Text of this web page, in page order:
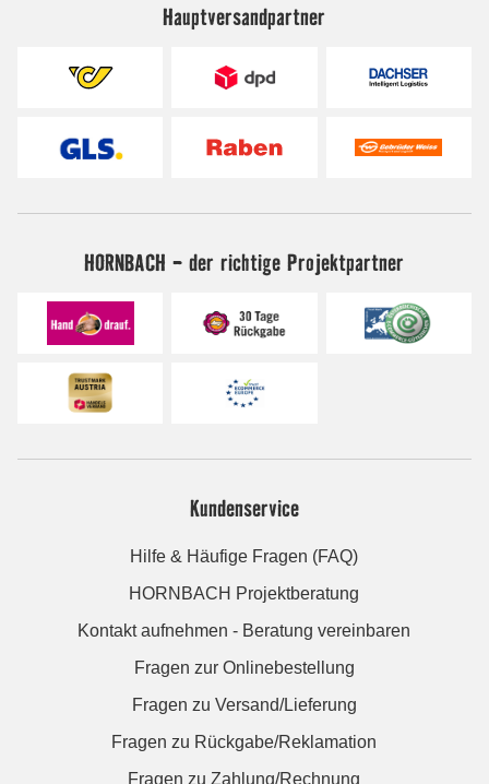
Hauptversandpartner
HORNBACH - der richtige Projektpartner
Kundenservice
Hilfe & Häufige Fragen (FAQ)
HORNBACH Projektberatung
Kontakt aufnehmen - Beratung vereinbaren
Fragen zur Onlinebestellung
Fragen zu Versand/Lieferung
Fragen zu Rückgabe/Reklamation
Fragen zu Zahlung/Rechnung